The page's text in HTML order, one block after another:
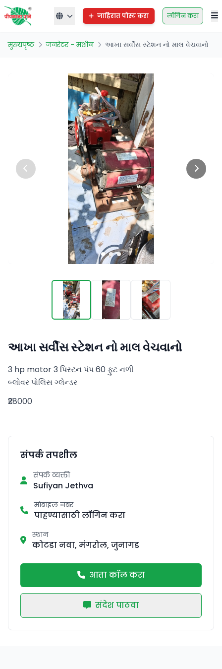
जाहिरात पोस्ट करा लॉगिन करा
मुख्यपृष्ठ जनरेटर - मशीन આખા સર્વીસ સ્ટેશન નો માલ વેચવાનો
આખા સર્વીસ સ્ટેશન નો માલ વેચવાનો
3 hp motor 3 પિસ્ટન પંપ 60 ફુટ નળી
બ્લોવર પોલિસ ગ્લેન્ડર
₹28000
संपर्क तपशील
संपर्क व्यक्ती
Sufiyan Jethva
मोबाइल नंबर
पाहण्यासाठी लॉगिन करा
स्थान
कोटडा नवा, मंगरोल, जुनागड
आता कॉल करा
संदेश पाठवा